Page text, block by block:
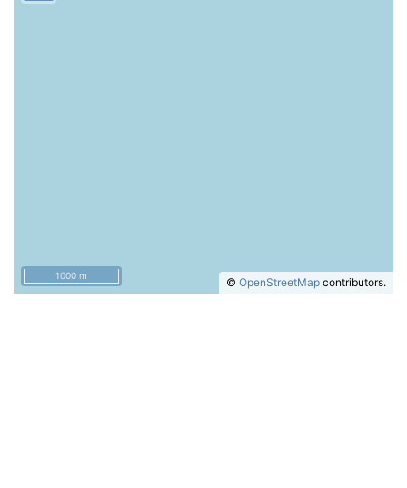
© OpenStreetMap contributors.
1000 m